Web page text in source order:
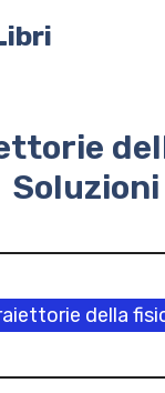
Soluzioni
della